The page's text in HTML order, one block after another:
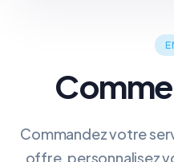
Commandez votre
offre, personnalisez